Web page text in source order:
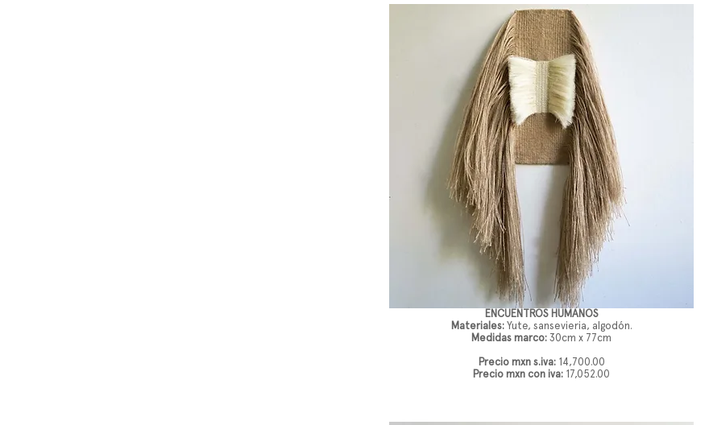
ENCUENTROS HUMANOS
Materiales:Yute, sansevieria, algodón.
Medidas marco: 30cm x 77cm
Precio mxn s.iva: 14,700.00
Precio mxn con iva: 17,052.00